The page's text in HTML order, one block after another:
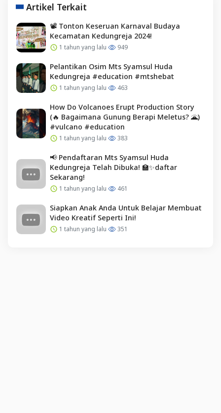
Artikel Terkait
📽️ Tonton Keseruan Karnaval Budaya
Kecamatan Kedungreja 2024!
1 tahun yang lalu 949
Pelantikan Osim Mts Syamsul Huda
Kedungreja #education #mtshebat
1 tahun yang lalu 463
How Do Volcanoes Erupt Production Story
(🔥 Bagaimana Gunung Berapi Meletus? 🌋)
#vulcano #education
1 tahun yang lalu 383
📢 Pendaftaran Mts Syamsul Huda
Kedungreja Telah Dibuka! 🏫✨daftar
Sekarang!
1 tahun yang lalu 461
Siapkan Anak Anda Untuk Belajar Membuat
Video Kreatif Seperti Ini!
1 tahun yang lalu 351